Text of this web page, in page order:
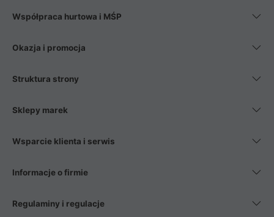
Współpraca hurtowa i MŚP
Okazja i promocja
Struktura strony
Sklepy marek
Wsparcie klienta i serwis
Informacje o firmie
Regulaminy i regulacje